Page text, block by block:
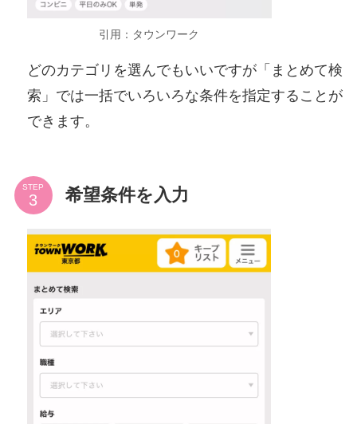
引用：タウンワーク
どのカテゴリを選んでもいいですが「まとめて検
索」では一括でいろいろな条件を指定することが
できます。
STEP 希望条件を入力